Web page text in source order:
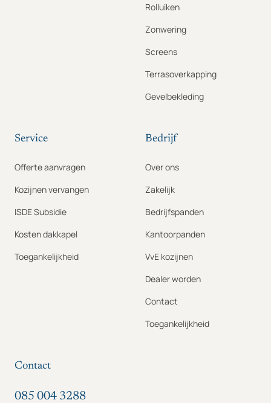
Rolluiken
Zonwering
Screens
Terrasoverkapping
Gevelbekleding
Service
Offerte aanvragen
Kozijnen vervangen
ISDE Subsidie
Kosten dakkapel
Toegankelijkheid
Bedrijf
Over ons
Zakelijk
Bedrijfspanden
Kantoorpanden
VvE kozijnen
Dealer worden
Contact
Toegankelijkheid
Contact
085 004 3288